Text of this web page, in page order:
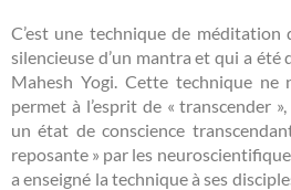
C’est une technique de
silencieuse d’un mantra et qui a
Mahesh Yogi. Cette technique ne
permet à l’esprit de « transcender
un état de conscience
reposante » par les
a enseigné la technique à ses